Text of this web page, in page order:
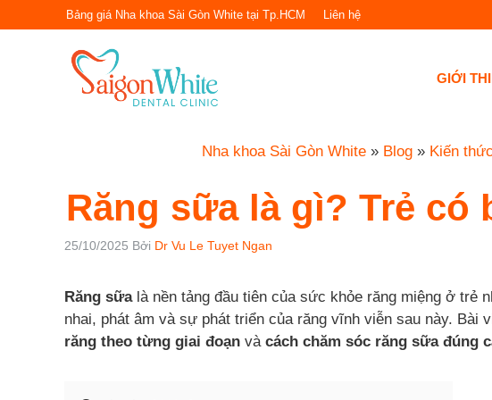
đến
Bảng giá Nha khoa Sài Gòn White tại Tp.HCM Liên hệ
GIỚI
Nha khoa Sài Gòn White » Blog » Kiến
Răng sữa là gì? Trẻ có
25/10/2025 Bởi Dr Vu Le Tuyet Ngan
Răng sữa là nền tảng đầu tiên của sức khỏe răng miệng ở trẻ
nhai, phát âm và sự phát triển của răng vĩnh viễn sau này. Bài
răng theo từng giai đoạn và cách chăm sóc răng sữa đúng